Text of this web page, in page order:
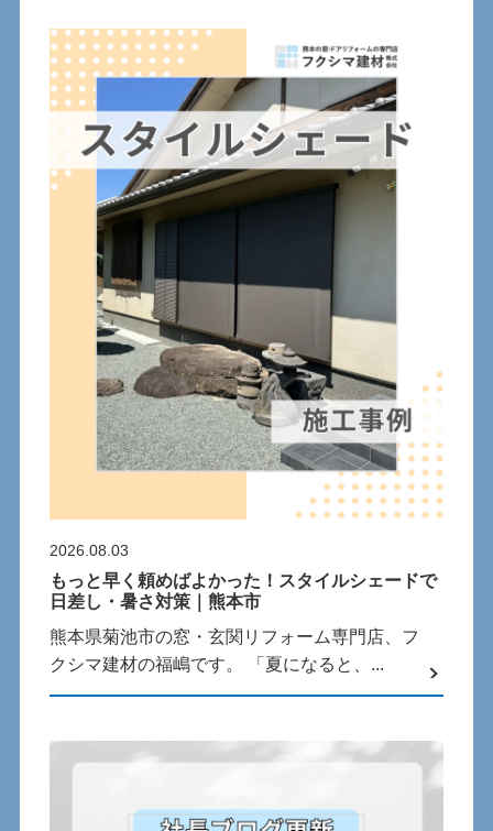
2026.08.03
もっと早く頼めばよかった！スタイルシェードで
日差し・暑さ対策｜熊本市
熊本県菊池市の窓・玄関リフォーム専門店、フ
クシマ建材の福嶋です。 「夏になると、...